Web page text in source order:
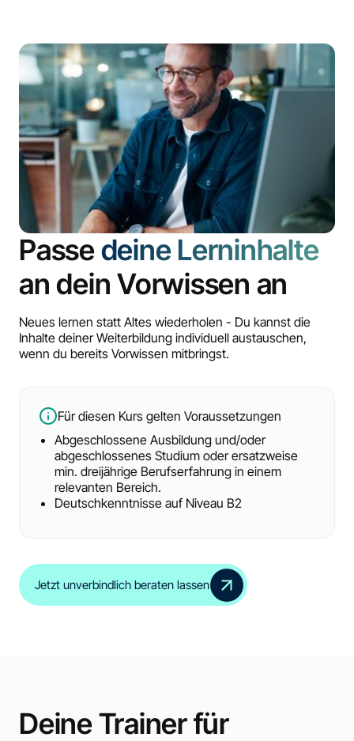
Passedeine Lerninhalte
an dein Vorwissen an
Neues lernen statt Altes wiederholen - Du kannst die
Inhalte deiner Weiterbildung individuell austauschen,
wenn du bereits Vorwissen mitbringst.
Für diesen Kurs gelten Voraussetzungen
Abgeschlossene Ausbildung und/oder
abgeschlossenes Studium oder ersatzweise
min. dreijährige Berufserfahrung in einem
relevanten Bereich.
Deutschkenntnisse auf Niveau B2
Jetzt unverbindlich beraten lassen
Deine Trainer für